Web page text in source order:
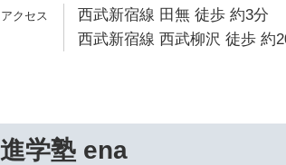
西武新宿線 田無 徒歩 約3分
西武新宿線 西武柳沢 徒歩 約
進学塾 ena